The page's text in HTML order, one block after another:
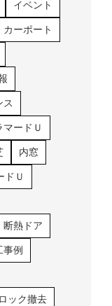
イベント
カーポート
ス
マードＵ
内窓
ドＵ
断熱ドア
事例
ック撤去